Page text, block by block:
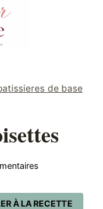
de base
À LA RECETTE